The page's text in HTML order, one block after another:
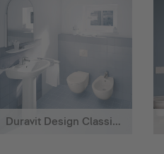
Duravit Design Classics